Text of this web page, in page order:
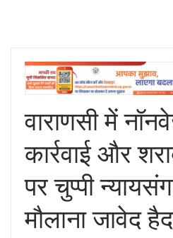
वाराणसी में
कार्रवाई और
पर चुप्पी
मौलाना जावेद